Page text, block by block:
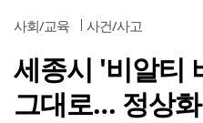
사회/교육 사건/사고
세종시 '비알티
그대로… 정상